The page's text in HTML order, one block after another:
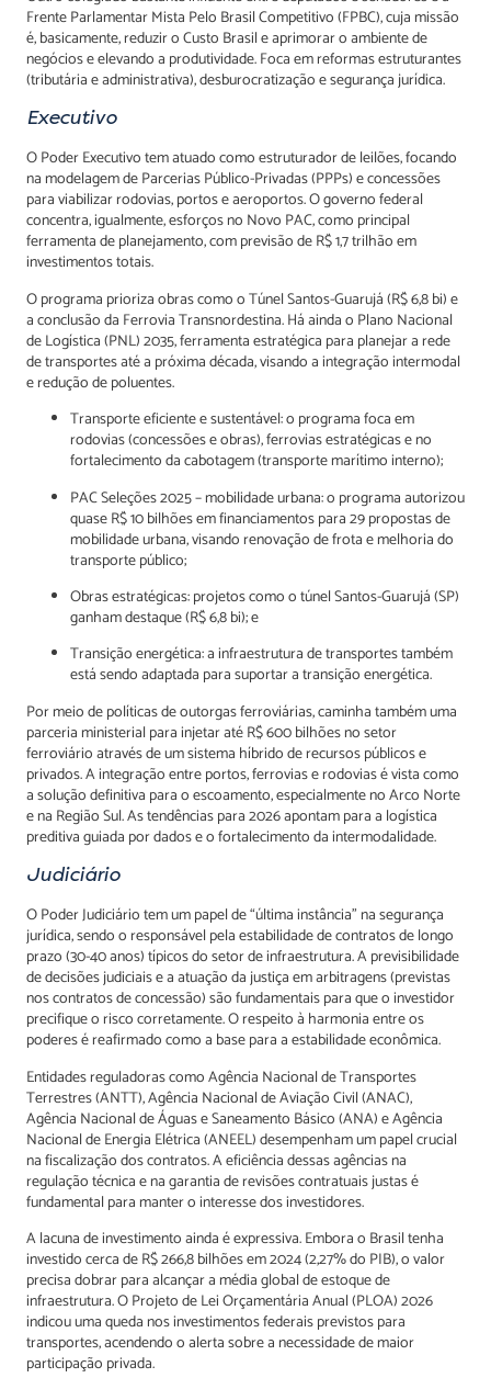
Frente Parlamentar Mista Pelo Brasil Competitivo (FPBC), cuja missão
é, basicamente, reduzir o Custo Brasil e aprimorar o ambiente de
negócios e elevando a produtividade. Foca em reformas estruturantes
(tributária e administrativa), desburocratização e segurança jurídica.
Executivo
O Poder Executivo tem atuado como estruturador de leilões, focando
na modelagem de Parcerias Público-Privadas (PPPs) e concessões
para viabilizar rodovias, portos e aeroportos. O governo federal
concentra, igualmente, esforços no Novo PAC, como principal
ferramenta de planejamento, com previsão de R$ 1,7 trilhão em
investimentos totais.
O programa prioriza obras como o Túnel Santos-Guarujá (R$ 6,8 bi) e
a conclusão da Ferrovia Transnordestina. Há ainda o Plano Nacional
de Logística (PNL) 2035, ferramenta estratégica para planejar a rede
de transportes até a próxima década, visando a integração intermodal
e redução de poluentes.
Transporte eficiente e sustentável: o programa foca em
rodovias (concessões e obras), ferrovias estratégicas e no
fortalecimento da cabotagem (transporte marítimo interno);
PAC Seleções 2025 – mobilidade urbana: o programa autorizou
quase R$ 10 bilhões em financiamentos para 29 propostas de
mobilidade urbana, visando renovação de frota e melhoria do
transporte público;
Obras estratégicas: projetos como o túnel Santos-Guarujá (SP)
ganham destaque (R$ 6,8 bi); e
Transição energética: a infraestrutura de transportes também
está sendo adaptada para suportar a transição energética.
Por meio de políticas de outorgas ferroviárias, caminha também uma
parceria ministerial para injetar até R$ 600 bilhões no setor
ferroviário através de um sistema híbrido de recursos públicos e
privados. A integração entre portos, ferrovias e rodovias é vista como
a solução definitiva para o escoamento, especialmente no Arco Norte
e na Região Sul. As tendências para 2026 apontam para a logística
preditiva guiada por dados e o fortalecimento da intermodalidade.
Judiciário
O Poder Judiciário tem um papel de “última instância” na segurança
jurídica, sendo o responsável pela estabilidade de contratos de longo
prazo (30-40 anos) típicos do setor de infraestrutura. A previsibilidade
de decisões judiciais e a atuação da justiça em arbitragens (previstas
nos contratos de concessão) são fundamentais para que o investidor
precifique o risco corretamente. O respeito à harmonia entre os
poderes é reafirmado como a base para a estabilidade econômica.
Entidades reguladoras como Agência Nacional de Transportes
Terrestres (ANTT), Agência Nacional de Aviação Civil (ANAC),
Agência Nacional de Águas e Saneamento Básico (ANA) e Agência
Nacional de Energia Elétrica (ANEEL) desempenham um papel crucial
na fiscalização dos contratos. A eficiência dessas agências na
regulação técnica e na garantia de revisões contratuais justas é
fundamental para manter o interesse dos investidores.
A lacuna de investimento ainda é expressiva. Embora o Brasil tenha
investido cerca de R$ 266,8 bilhões em 2024 (2,27% do PIB), o valor
precisa dobrar para alcançar a média global de estoque de
infraestrutura. O Projeto de Lei Orçamentária Anual (PLOA) 2026
indicou uma queda nos investimentos federais previstos para
transportes, acendendo o alerta sobre a necessidade de maior
participação privada.